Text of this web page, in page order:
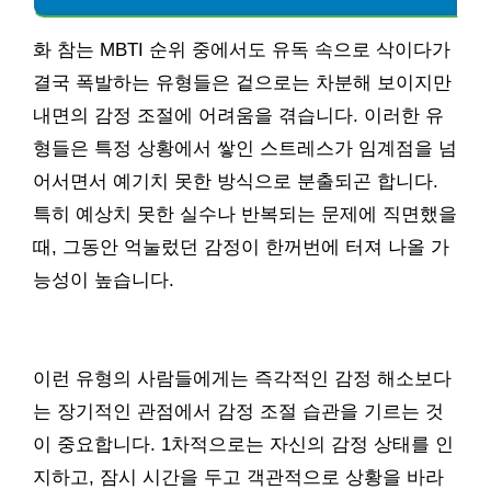
화 참는 MBTI 순위 중에서도 유독 속으로 삭이다가
결국 폭발하는 유형들은 겉으로는 차분해 보이지만
내면의 감정 조절에 어려움을 겪습니다. 이러한 유
형들은 특정 상황에서 쌓인 스트레스가 임계점을 넘
어서면서 예기치 못한 방식으로 분출되곤 합니다.
특히 예상치 못한 실수나 반복되는 문제에 직면했을
때, 그동안 억눌렀던 감정이 한꺼번에 터져 나올 가
능성이 높습니다.
이런 유형의 사람들에게는 즉각적인 감정 해소보다
는 장기적인 관점에서 감정 조절 습관을 기르는 것
이 중요합니다. 1차적으로는 자신의 감정 상태를 인
지하고, 잠시 시간을 두고 객관적으로 상황을 바라